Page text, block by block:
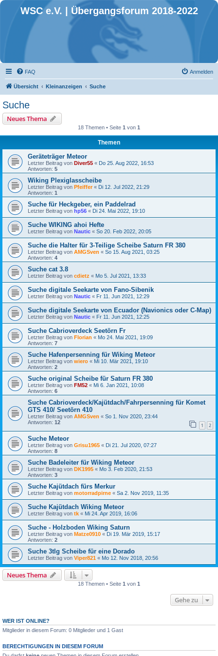
WSC e.V. | Übergangsforum 2018-2022
FAQ Anmelden
Übersicht Kleinanzeigen Suche
Suche
Neues Thema
18 Themen • Seite 1 von 1
Themen
Geräteträger Meteor
Letzter Beitrag von Diver55 « Do 25. Aug 2022, 16:53
Antworten: 5
Wiking Plexiglasscheibe
Letzter Beitrag von Pfeiffer« Di 12. Jul 2022, 21:29
Antworten: 1
Suche für Heckgeber, ein Paddelrad
Letzter Beitrag von hp56 « Di 24. Mai 2022, 19:10
Suche WIKING ahoi Hefte
Letzter Beitrag von Nautic « So 20. Feb 2022, 20:05
Suche die Halter für 3-Teilige Scheibe Saturn FR 380
Letzter Beitrag von AMGSven « So 15. Aug 2021, 03:25
Antworten: 4
Suche cat 3.8
Letzter Beitrag von cdietz « Mo 5. Jul 2021, 13:33
Suche digitale Seekarte von Fano-Sibenik
Letzter Beitrag von Nautic « Fr 11. Jun 2021, 12:29
Suche digitale Seekarte von Ecuador (Navionics oder C-Map)
Letzter Beitrag von Nautic « Fr 11. Jun 2021, 12:25
Suche Cabrioverdeck Seetörn Fr
Letzter Beitrag von Florian « Mo 24. Mai 2021, 19:09
Antworten: 7
Suche Hafenpersenning für Wiking Meteor
Letzter Beitrag von wiero « Mi 10. Mär 2021, 19:10
Antworten: 2
Suche original Scheibe für Saturn FR 380
Letzter Beitrag von FM52 « Mi 6. Jan 2021, 10:08
Antworten: 6
Suche Cabrioverdeck/Kajütdach/Fahrpersenning für Komet
GTS 410/ Seetörn 410
Letzter Beitrag von AMGSven « So 1. Nov 2020, 23:44
Antworten: 12 1 2
Suche Meteor
Letzter Beitrag von Grisu1965 « Di 21. Jul 2020, 07:27
Antworten: 8
Suche Badeleiter für Wiking Meteor
Letzter Beitrag von DK1995 « Mo 3. Feb 2020, 21:53
Antworten: 3
Suche Kajütdach fürs Merkur
Letzter Beitrag von motorradpirne « Sa 2. Nov 2019, 11:35
Suche Kajütdach Wiking Meteor
Letzter Beitrag von tk « Mi 24. Apr 2019, 16:06
Suche - Holzboden Wiking Saturn
Letzter Beitrag von Matze0910 « Di 19. Mär 2019, 15:17
Antworten: 2
Suche 3tlg Scheibe für eine Dorado
Letzter Beitrag von Viper821 « Mo 12. Nov 2018, 20:56
Neues Thema
18 Themen • Seite 1 von 1
Gehe zu
WER IST ONLINE?
Mitglieder in diesem Forum: 0 Mitglieder und 1 Gast
BERECHTIGUNGEN IN DIESEM FORUM